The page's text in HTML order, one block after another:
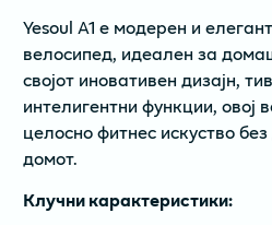
Yesoul A1 е модерен и
велосипед, идеален за
својот иновативен дизајн,
интелигентни функции, овој
целосно фитнес искуство
домот.
Клучни карактеристики: